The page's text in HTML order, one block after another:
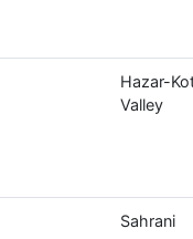
Hazar-
Valley
Sahrani